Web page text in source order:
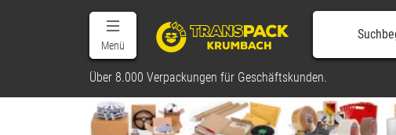
Menü
Über 8.000 Verpackungen für Geschäftskunden.